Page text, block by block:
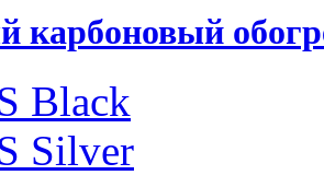
карбоновый
Black
Silver